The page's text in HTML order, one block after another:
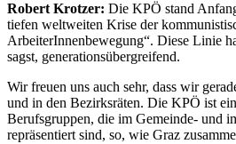
Robert Krotzer: Die KPÖ stand
tiefen weltweiten Krise der
ArbeiterInnenbewegung“. Diese Linie
sagst, generationsübergreifend.
Wir freuen uns auch sehr, dass wir
und in den Bezirksräten. Die KPÖ ist
Berufsgruppen, die im Gemeinde- und
repräsentiert sind, so, wie Graz